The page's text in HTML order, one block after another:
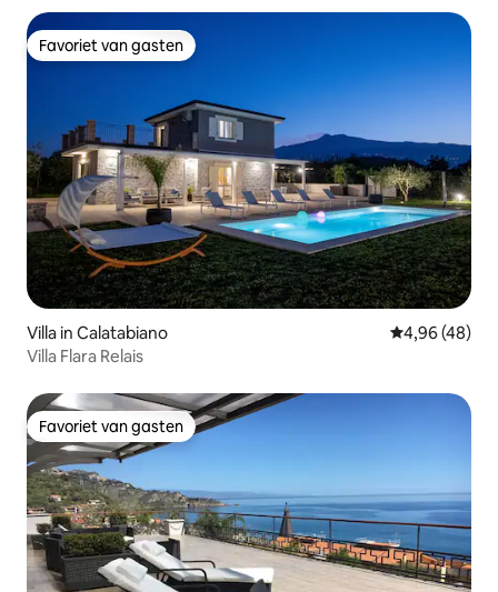
Favoriet van gasten
Favoriet van gasten
Villa in Calatabiano Gemiddelde
4,96 (48)
Villa Flara Relais
Favoriet van gasten
Favoriet van gasten